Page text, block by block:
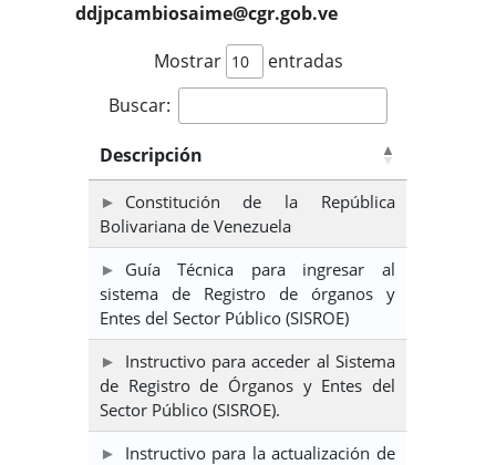
ddjpcambiosaime@cgr.gob.ve
Mostrar
entradas
Buscar:
Descripción
Constitución de la República
Bolivariana de Venezuela
Guía Técnica para ingresar al
sistema de Registro de órganos y
Entes del Sector Público (SISROE)
Instructivo para acceder al Sistema
de Registro de Órganos y Entes del
Sector Público (SISROE).
Instructivo para la actualización de